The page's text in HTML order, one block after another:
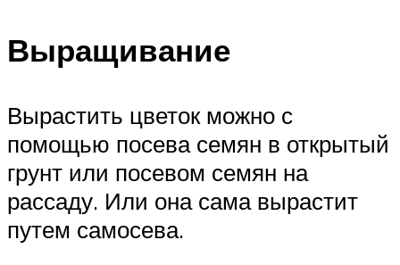
Выращивание
Вырастить цветок можно с
помощью посева семян в открытый
грунт или посевом семян на
рассаду. Или она сама вырастит
путем самосева.